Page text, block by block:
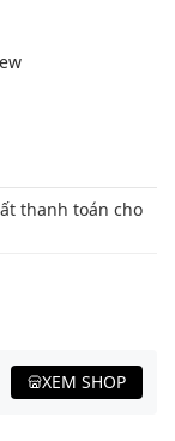
thanh toán cho
XEM SHOP